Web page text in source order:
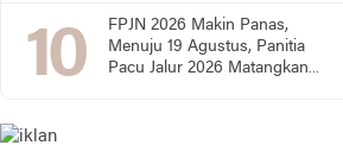
FPJN 2026 Makin Panas,
Menuju 19 Agustus, Panitia
Pacu Jalur 2026 Matangkan